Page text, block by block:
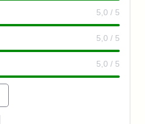
5,0 / 5
5,0 / 5
5,0 / 5